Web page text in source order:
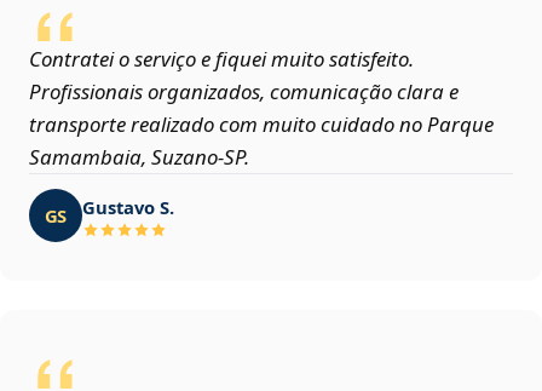
Contratei o serviço e fiquei muito satisfeito.
Profissionais organizados, comunicação clara e
transporte realizado com muito cuidado no Parque
Samambaia, Suzano‑SP.
GS Gustavo S.